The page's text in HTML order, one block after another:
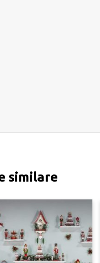
similare